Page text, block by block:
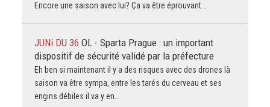
Encore une saison avec lui? Ça va être éprouvant...
JUNi DU 36 OL - Sparta Prague : un important
dispositif de sécurité validé par la préfecture
Eh ben si maintenant il y a des risques avec des drones là
saison va être sympa, entre les tarés du cerveau et ses
engins débiles il va y en…